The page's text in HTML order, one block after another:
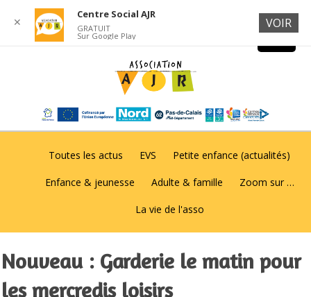
Toutes les actus EVS Petite enfance (actualités)
Enfance & jeunesse Adulte & famille Zoom sur …
La vie de l'asso
Nouveau : Garderie le matin pour
les mercredis loisirs
✕
Centre Social AJR
GRATUIT
Sur Google Play
VOIR